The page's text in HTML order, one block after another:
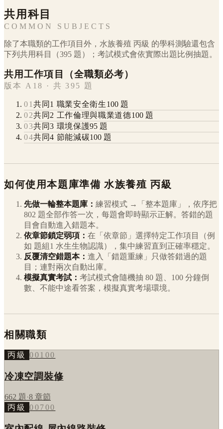
共用科目
COMMON SUBJECTS
除了本職類的工作項目外， 水族養殖 丙級 的學科測驗還包含
下列共用科目（395 題）；考試模式會依實際出題比例抽題。
共用工作項目（全職類必考）
版本 A18 · 共 395 題
01共同1 職業安全衛生100題
02共同2 工作倫理與職業道德100題
03共同3 環境保護95 題
04共同4 節能減碳100 題
如何使用本題庫準備水族養殖 丙級
先做一輪整本題庫： 練習模式 →「整本題庫」，依序把
802 題全部作答一次，每題會即時顯示正解。答錯的題
目會自動進入錯題本。
依章節鎖定弱項： 在「依章節」選擇特定工作項目（例
如 題組1 水生生物認識），集中練習直到正確率穩定。
反覆清空錯題本： 進入「錯題重練」只做答錯過的題
目；連對兩次自動出庫。
模擬真實考試： 考試模式會隨機抽 80 題、100 分鐘倒
數、不能中途看答案，模擬真實考場環境。
相關職類
丙級 00100
冷凍空調裝修
662 題 ·8 章節
丙級
00700